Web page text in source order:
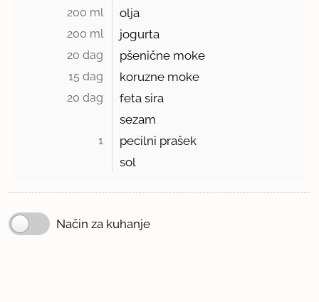
200 ml olja
200 ml jogurta
20 dag pšenične moke
15 dag koruzne moke
20 dag
feta sira
sezam
1
pecilni prašek
sol
Način za kuhanje